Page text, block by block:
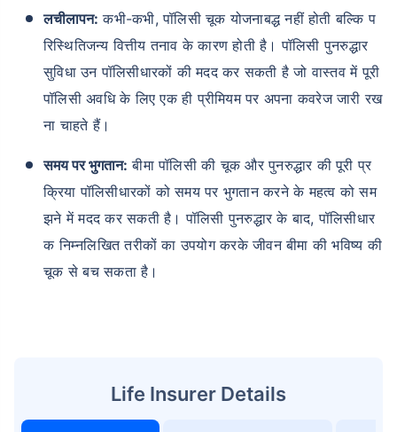
लचीलापन: कभी-कभी, पॉलिसी चूक योजनाबद्ध नहीं होती बल्कि प
रिस्थितिजन्य वित्तीय तनाव के कारण होती है। पॉलिसी पुनरुद्धार
सुविधा उन पॉलिसीधारकों की मदद कर सकती है जो वास्तव में पूरी
पॉलिसी अवधि के लिए एक ही प्रीमियम पर अपना कवरेज जारी रख
ना चाहते हैं।
समय पर भुगतान: बीमा पॉलिसी की चूक और पुनरुद्धार की पूरी प्र
क्रिया पॉलिसीधारकों को समय पर भुगतान करने के महत्व को सम
झने में मदद कर सकती है। पॉलिसी पुनरुद्धार के बाद, पॉलिसीधार
क निम्नलिखित तरीकों का उपयोग करके जीवन बीमा की भविष्य की
चूक से बच सकता है।
Life Insurer Details
सही प्लान चुनें
*₹434 प्रति माह, 1 करोड़ के टर्म लाइफ इंश्योरेंस की शुरुआती कीमत है — एक गैर-धूम्रपान करने वाले व्यक्ति के लिए, जिसे
कोई पूर्व-मौजूदा बीमारी नहीं है, 36 वर्ष की आयु तक कवर। *₹630 प्रति माह, 1 करोड़ के टर्म लाइफ इंश्योरेंस की शुरुआती
कीमत है — एक गैर-धूम्रपान करने वाले व्यक्ति के लिए, जिसे कोई पूर्व-मौजूदा बीमारी नहीं है, 46 वर्ष की आयु तक कवर।
*₹1,376 प्रति माह, 1 करोड़ के टर्म लाइफ इंश्योरेंस की शुरुआती कीमत है — एक गैर-धूम्रपान करने वाले व्यक्ति के लिए, जिसे